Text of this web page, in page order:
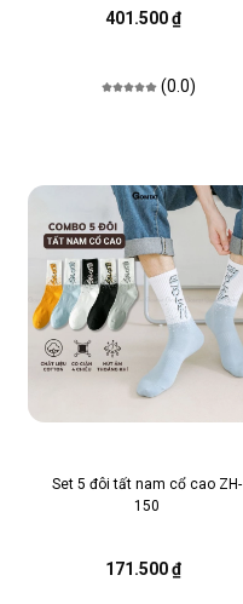
401.500 ₫
(0.0)
Set 5 đôi tất nam cổ cao ZH-
150
171.500 ₫